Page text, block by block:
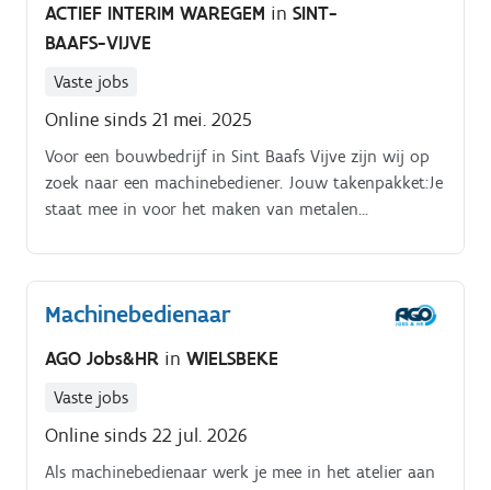
ACTIEF INTERIM WAREGEM in SINT-
BAAFS-VIJVE
Vaste jobs
Online sinds 21 mei. 2025
Voor een bouwbedrijf in Sint Baafs Vijve zijn wij op
zoek naar een machinebediener. Jouw takenpakket:Je
staat mee in voor het maken van metalen
Machinebedienaar
AGO Jobs&HR in WIELSBEKE
Vaste jobs
Online sinds 22 jul. 2026
Als machinebedienaar werk je mee in het atelier aan